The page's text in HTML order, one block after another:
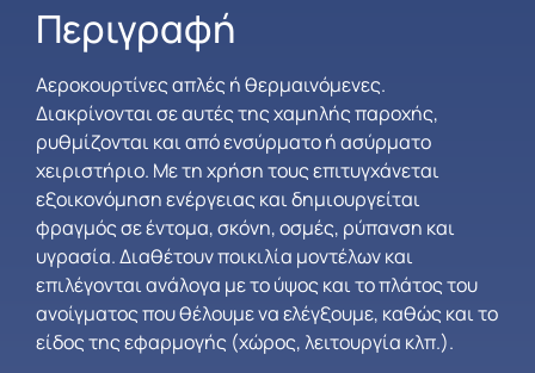
Περιγραφή
Αεροκουρτίνες απλές ή θερμαινόμενες.
Διακρίνονται σε αυτές της χαμηλής παροχής,
ρυθμίζονται και από ενσύρματο ή ασύρματο
χειριστήριο. Με τη χρήση τους επιτυγχάνεται
εξοικονόμηση ενέργειας και δημιουργείται
φραγμός σε έντομα, σκόνη, οσμές, ρύπανση και
υγρασία. Διαθέτουν ποικιλία μοντέλων και
επιλέγονται ανάλογα με το ύψος και το πλάτος του
ανοίγματος που θέλουμε να ελέγξουμε, καθώς και το
είδος της εφαρμογής (χώρος, λειτουργία κλπ.).